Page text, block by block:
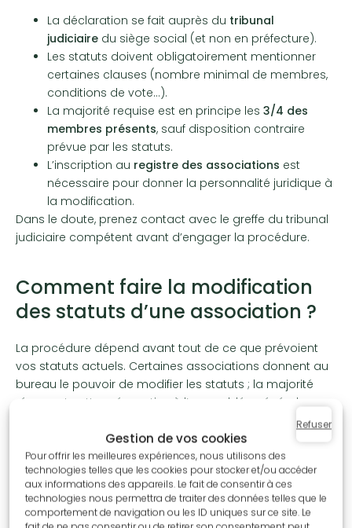
Gestion de vos cookies
Pour offrir les meilleures expériences, nous utilisons des
technologies telles que les cookies pour stocker et/ou accéder
aux informations des appareils. Le fait de consentir à ces
technologies nous permettra de traiter des données telles que le
comportement de navigation ou les ID uniques sur ce site. Le
Refuser
La déclaration se fait auprès du tribunal
judiciaire du siège social (et non en préfecture).
Les statuts doivent obligatoirement mentionner
certaines clauses (nombre minimal de membres,
conditions de vote…).
La majorité requise est en principe les 3/4 des
membres présents, sauf disposition contraire
prévue par les statuts.
L’inscription au registre des associations est
nécessaire pour donner la personnalité juridique à
la modification.
Dans le doute, prenez contact avec le greffe du tribunal
judiciaire compétent avant d’engager la procédure.
Comment faire la modification
des statuts d’une association ?
La procédure dépend avant tout de ce que prévoient
vos statuts actuels. Certaines associations donnent au
bureau le pouvoir de modifier les statuts ; la majorité
réservent cette prérogative à l’assemblée générale
extraordinaire (AGE). Vérifiez votre clause « modification
des statuts » avant de vous lancer. Voici les 4 étapes
clés :
Étape 1 : Convocation de l’assemblée générale
La première étape pour modifier les statuts d’une